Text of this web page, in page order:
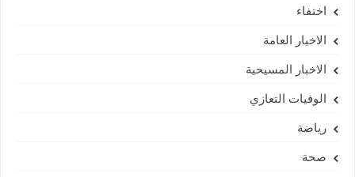
اختفاء
الاخبار العامة
الاخبار المسيحية
الوفيات التعازي
رياضة
صحة